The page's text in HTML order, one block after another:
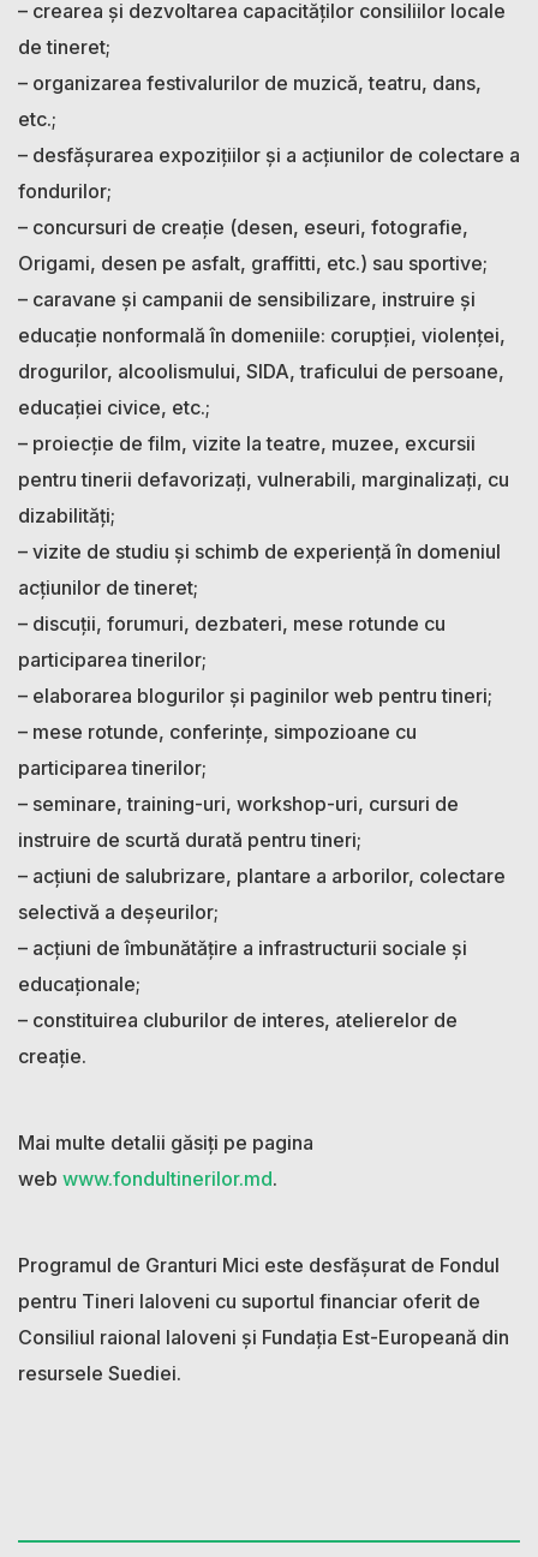
– crearea și dezvoltarea capacităților consiliilor locale
de tineret;
– organizarea festivalurilor de muzică, teatru, dans,
etc.;
– desfăşurarea expoziţiilor şi a acţiunilor de colectare a
fondurilor;
– concursuri de creaţie (desen, eseuri, fotografie,
Origami, desen pe asfalt, graffitti, etc.) sau sportive;
– caravane şi campanii de sensibilizare, instruire şi
educaţie nonformală în domeniile: corupţiei, violenţei,
drogurilor, alcoolismului, SIDA, traficului de persoane,
educaţiei civice, etc.;
– proiecţie de film, vizite la teatre, muzee, excursii
pentru tinerii defavorizaţi, vulnerabili, marginalizaţi, cu
dizabilităţi;
– vizite de studiu şi schimb de experienţă în domeniul
acţiunilor de tineret;
– discuţii, forumuri, dezbateri, mese rotunde cu
participarea tinerilor;
– elaborarea blogurilor şi paginilor web pentru tineri;
– mese rotunde, conferinţe, simpozioane cu
participarea tinerilor;
– seminare, training-uri, workshop-uri, cursuri de
instruire de scurtă durată pentru tineri;
– acțiuni de salubrizare, plantare a arborilor, colectare
selectivă a deșeurilor;
– acțiuni de îmbunătățire a infrastructurii sociale și
educaționale;
– constituirea cluburilor de interes, atelierelor de
creaţie.
Mai multe detalii găsiți pe pagina
web www.fondultinerilor.md.
Programul de Granturi Mici este desfăşurat de Fondul
pentru Tineri Ialoveni cu suportul financiar oferit de
Consiliul raional Ialoveni și Fundația Est-Europeană din
resursele Suediei.